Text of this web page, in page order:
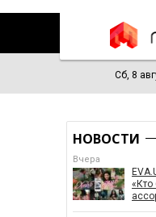
Сб, 8
НОВОСТИ
Вчера
«Кто